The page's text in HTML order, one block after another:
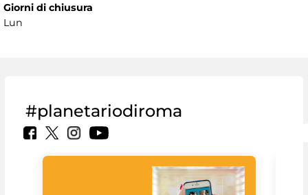
Giorni di chiusura
Lun
#planetariodiroma